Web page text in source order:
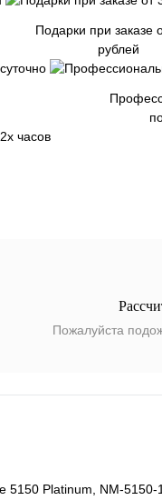
Подарки при заказе
рублей
Пожалуйста
5150 Platinum, NM-